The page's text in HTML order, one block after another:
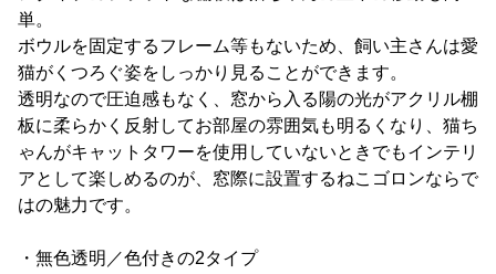
単。
ボウルを固定するフレーム等もないため、飼い主さんは愛
猫がくつろぐ姿をしっかり見ることができます。
透明なので圧迫感もなく、窓から入る陽の光がアクリル棚
板に柔らかく反射してお部屋の雰囲気も明るくなり、猫ち
ゃんがキャットタワーを使用していないときでもインテリ
アとして楽しめるのが、窓際に設置するねこゴロンならで
はの魅力です。
・無色透明／色付きの2タイプ